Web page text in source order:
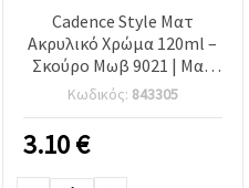
Cadence Style Ματ
Ακρυλικό Χρώμα 120ml –
Σκούρο Μωβ 9021 | Ματ
τελείωμα, με βάση το
νερό, πολλαπλών
επιφανειών για DIY &
χειροτεχνίες: καμβά,
ξύλο, χαρτί & κεραμικά
Κωδικός: 843305
3.10€